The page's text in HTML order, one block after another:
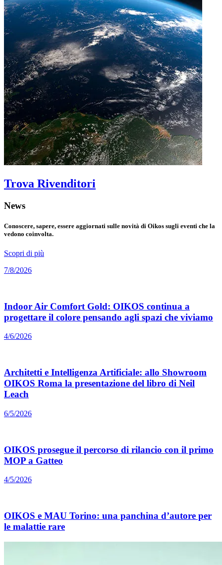
Trova Rivenditori
News
Conoscere, sapere, essere aggiornati sulle novità di Oikos sugli eventi che la
vedono coinvolta.
Scopri di più
7/8/2026
Indoor Air Comfort Gold: OIKOS continua a
progettare il colore pensando agli spazi che viviamo
4/6/2026
Architetti e Intelligenza Artificiale: allo Showroom
OIKOS Roma la presentazione del libro di Neil
Leach
6/5/2026
OIKOS prosegue il percorso di rilancio con il primo
MOP a Gatteo
4/5/2026
OIKOS e MAU Torino: una panchina d’autore per
le malattie rare